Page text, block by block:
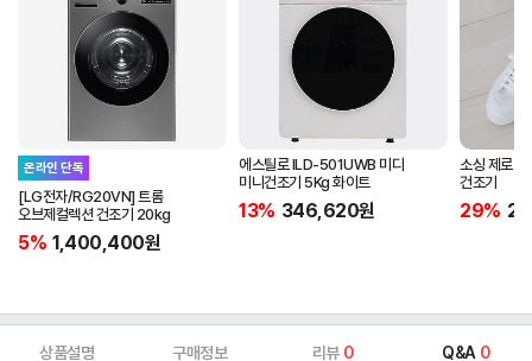
온라인 단독
[LG전자/RG20VN] 트롬
오브제컬렉션 건조기 20kg
5% 1,400,400원
에스틸로 ILD-501UWB 미디
미니건조기 5Kg 화이트
13% 346,620원
소싱 제로
건조기
29%
상품설명 구매정보 리뷰 0 Q&A 0